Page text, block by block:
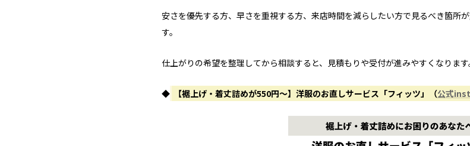
安さを優先する方、早さを重視する方、来店時間を減らしたい方で見るべき箇所
す。
仕上がりの希望を整理してから相談すると、見積もりや受付が進みやすくなります
◆ 【裾上げ・着丈詰めが550円〜】洋服のお直しサービス「フィッツ」（公式